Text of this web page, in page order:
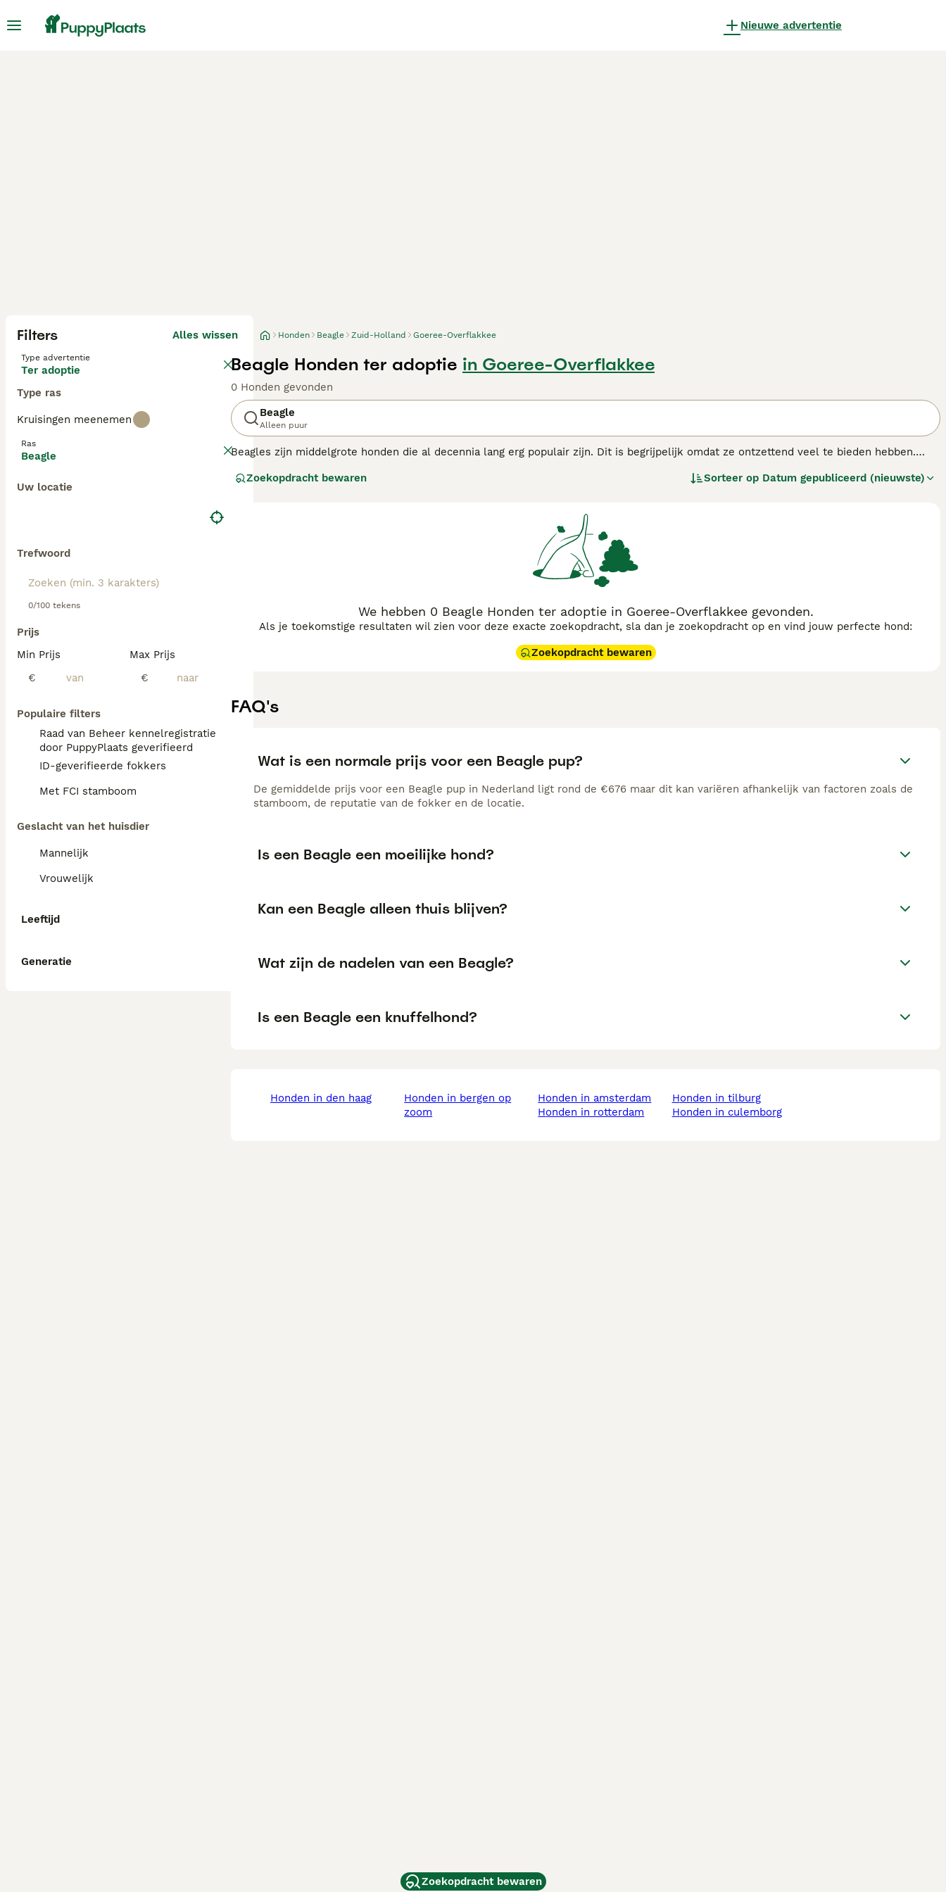
Nieuwe advertentie
Filters Alles wissen
Type advertentie
Ter adoptie
Type ras
Kruisingen meenemen
Ras
Beagle
Uw locatie
Trefwoord
0/100 tekens
Prijs
Min Prijs
€
Max Prijs
€
Populaire filters
Raad van Beheer kennelregistratie
door PuppyPlaats geverifieerd
ID-geverifieerde fokkers
Met FCI stamboom
Geslacht van het huisdier
Mannelijk
Vrouwelijk
Leeftijd
Generatie
Honden Beagle Zuid-Holland Goeree-Overflakkee
Beagle Honden ter adoptie in Goeree-Overflakkee
0 Honden gevonden
Beagle
Alleen puur
Beagles zijn middelgrote honden die al decennia lang erg populair zijn. Dit is begrijpelijk omdat ze ontzettend veel te bieden hebben.
De honden zijn niet snel van streek, waar ze ook zijn. Beagles worden graag betrokken in alle activiteiten.
Zoekopdracht bewaren Sorteer op Datum gepubliceerd (nieuwste)
We hebben 0 Beagle Honden ter adoptie in Goeree-Overflakkee gevonden.
Als je toekomstige resultaten wil zien voor deze exacte zoekopdracht, sla dan je zoekopdracht op en vind jouw perfecte hond:
Zoekopdracht bewaren
FAQ's
Wat is een normale prijs voor een Beagle pup?
De gemiddelde prijs voor een Beagle pup in Nederland ligt rond de €676 maar dit kan variëren afhankelijk van factoren zoals de
stamboom, de reputatie van de fokker en de locatie.
Is een Beagle een moeilijke hond?
Kan een Beagle alleen thuis blijven?
Wat zijn de nadelen van een Beagle?
Is een Beagle een knuffelhond?
honden in den haag
honden in bergen op
zoom
honden in amsterdam
honden in rotterdam
honden in tilburg
honden in culemborg
Zoekopdracht bewaren